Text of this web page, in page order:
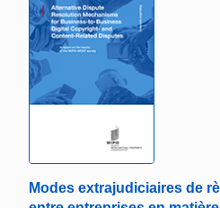
Modes extrajudiciaires de